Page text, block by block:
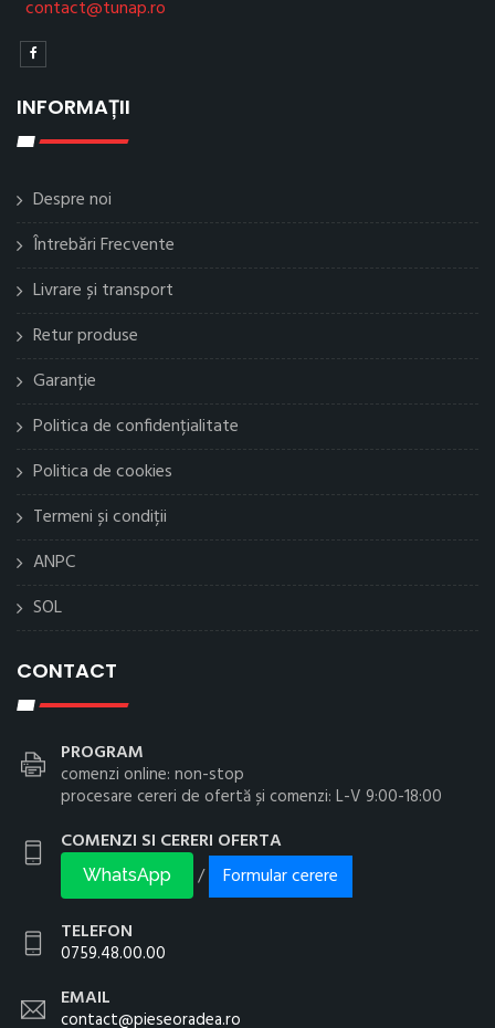
contact@tunap.ro
INFORMAȚII
Despre noi
Întrebări Frecvente
Livrare și transport
Retur produse
Garanție
Politica de confidențialitate
Politica de cookies
Termeni și condiții
ANPC
SOL
CONTACT
PROGRAM
comenzi online: non-stop
procesare cereri de ofertă și comenzi: L-V 9:00-18:00
COMENZI SI CERERI OFERTA
WhatsApp /
Formular cerere
TELEFON
0759.48.00.00
EMAIL
contact@pieseoradea.ro